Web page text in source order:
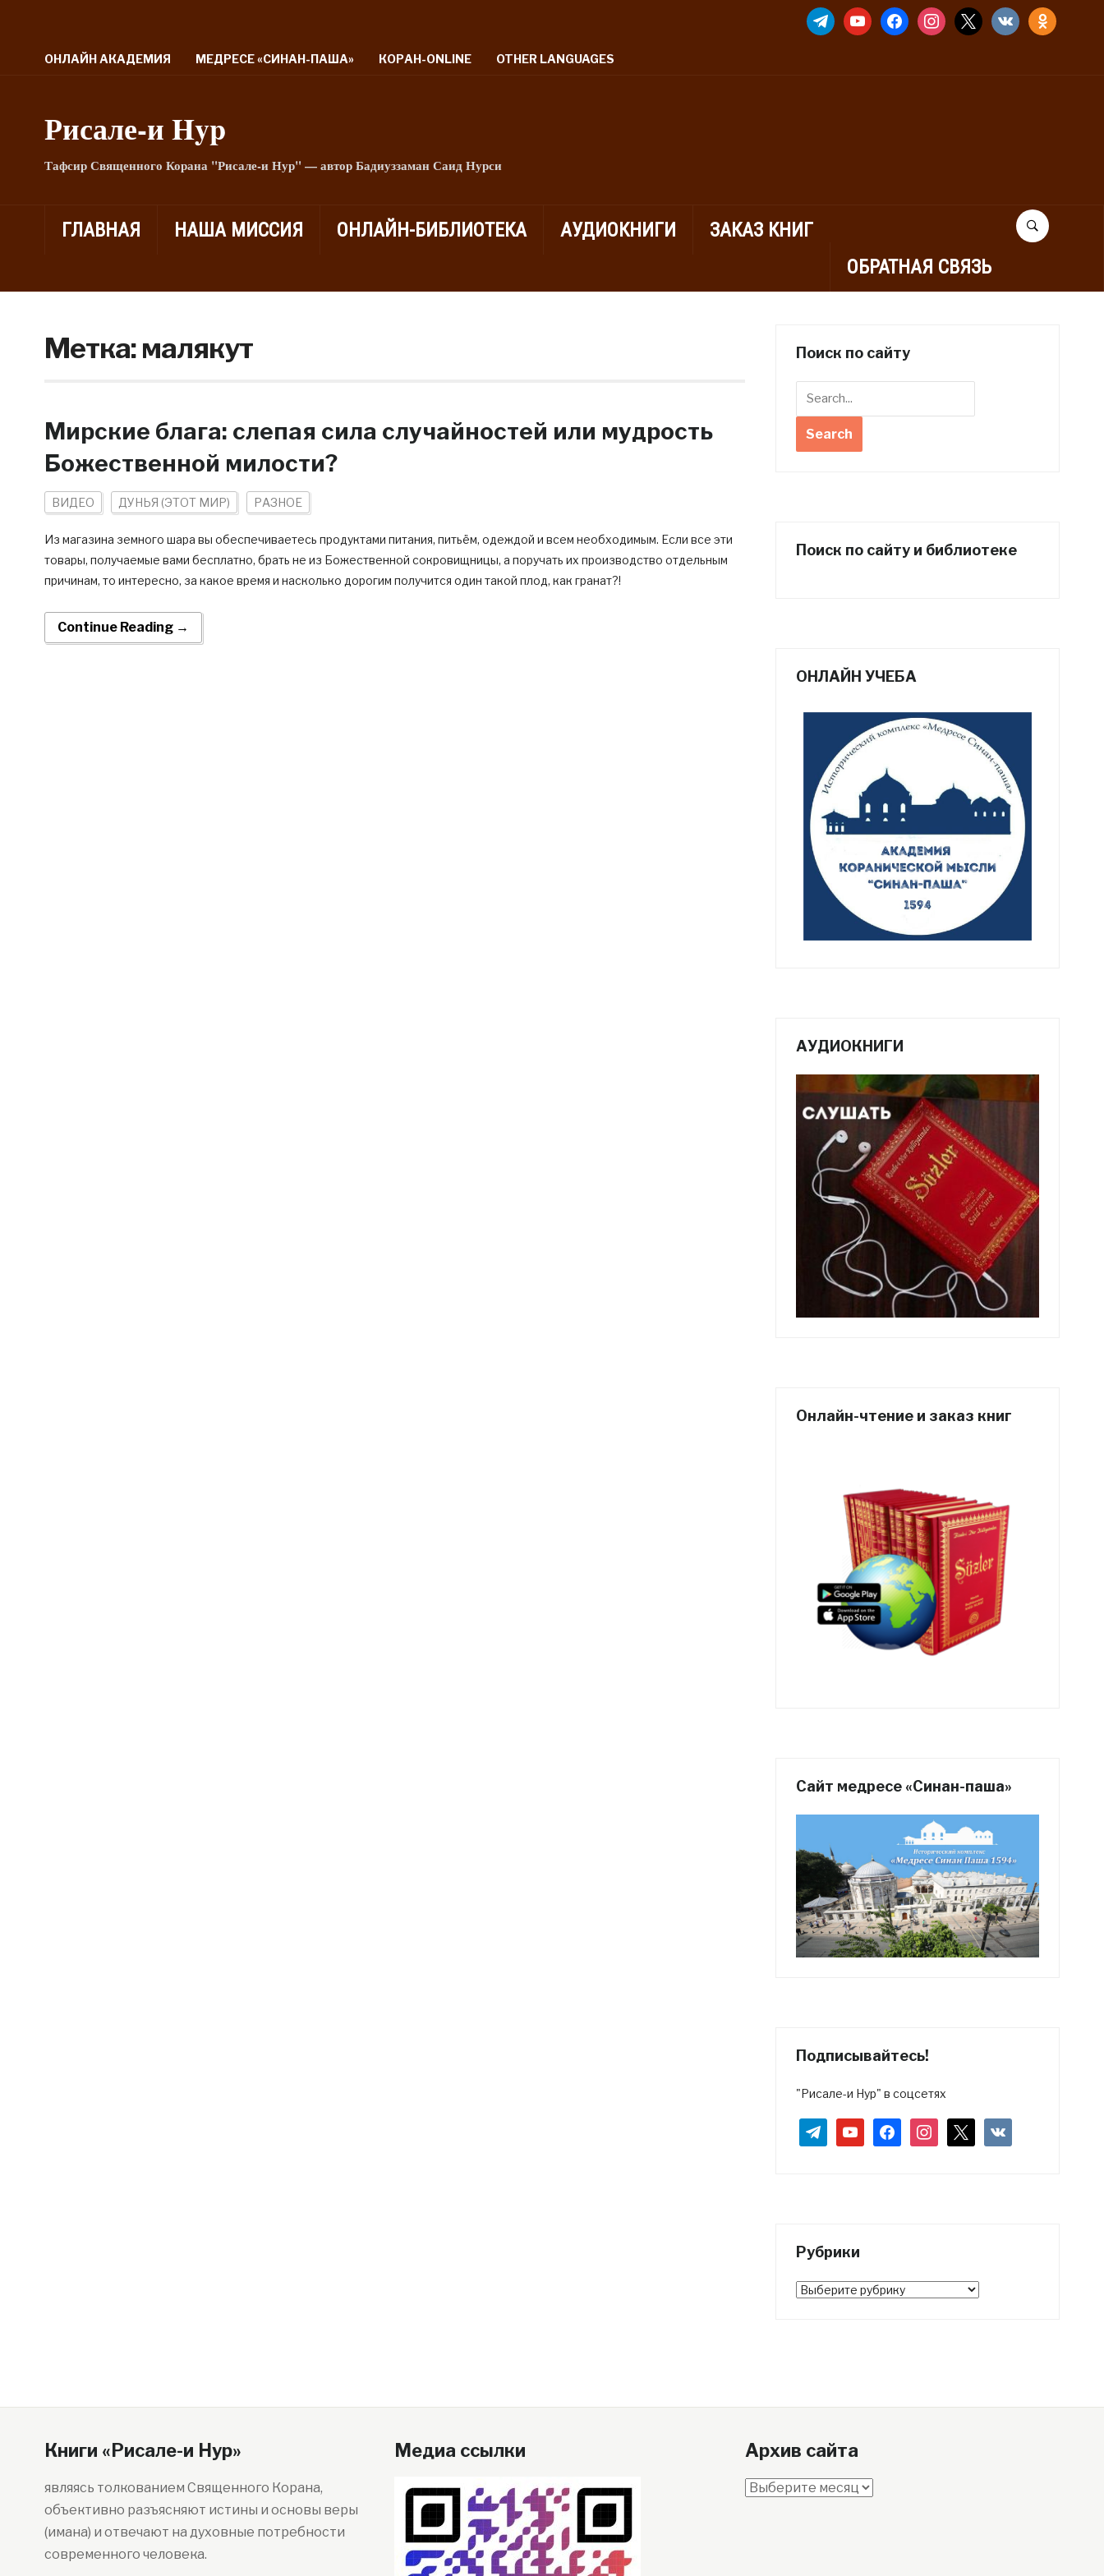
TELEGRAMYOUTUBEFACEBOOKINSTAGRAM
X VKONTAKTE
ОНЛАЙН АКАДЕМИЯ МЕДРЕСЕ «СИНАН-ПАША» КОРАН-ONLINE OTHER LANGUAGES
Рисале-и Hyp
Тафсир Священного Корана "Рисале-и Нур" — автор Бадиуззаман Саид Нурси
ГЛАВНАЯ НАША МИССИЯ ОНЛАЙН-БИБЛИОТЕКА АУДИОКНИГИ
ЗАКАЗ КНИГ
ОБРАТНАЯ СВЯЗЬ
Метка:малякут
Мирские блага: слепая сила случайностей или мудрость
Божественной милости?
ВИДЕО ДУНЬЯ (ЭТОТ МИР) РАЗНОЕ
Из магазина земного шара вы обеспечиваетесь продуктами питания, питьём, одеждой и всем необходимым. Если все эти
товары, получаемые вами бесплатно, брать не из Божественной сокровищницы, а поручать их производство отдельным
причинам, то интересно, за какое время и насколько дорогим получится один такой плод, как гранат?!
Continue Reading →
Поиск по сайту
Поиск по сайту и библиотеке
ОНЛАЙН УЧЕБА
АУДИОКНИГИ
Онлайн-чтение и заказ книг
Сайт медресе «Синан-паша»
Подписывайтесь!
"Рисале-и Нур" в соцсетях
telegramyoutubefacebookinstagram vkontakte
Рубрики
Рубрики
Книги «Рисале-и Нур»
являясь толкованием Священного Корана,
объективно разъясняют истины и основы веры
(имана) и отвечают на духовные потребности
современного человека.
Медиа ссылки Архив сайта
Архив